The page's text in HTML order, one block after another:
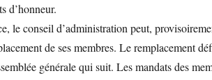
d’honneur.
le conseil d’administration peut,
de ses membres. Le remplacement
générale qui suit. Les mandats des